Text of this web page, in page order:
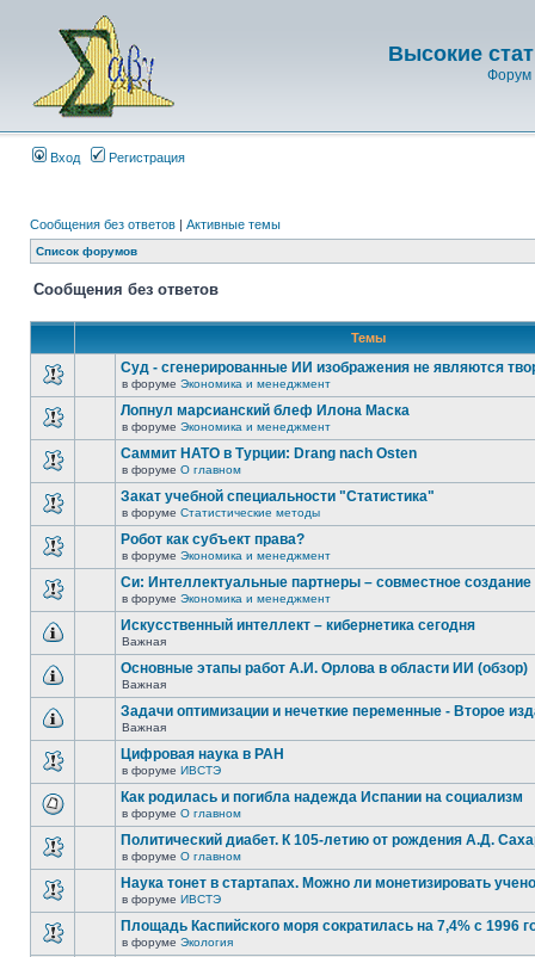
Высокие
Форум
Вход Регистрация
Сообщения без ответов | Активные темы
Список форумов
Сообщения без ответов
Темы
Суд - сгенерированные ИИ изображения не являются
в форуме Экономика и менеджмент
Лопнул марсианский блеф Илона Маска
в форуме Экономика и менеджмент
Саммит НАТО в Турции: Drang nach Osten
в форуме О главном
Закат учебной специальности "Статистика"
в форуме Статистические методы
Робот как субъект права?
в форуме Экономика и менеджмент
Си: Интеллектуальные партнеры – совместное
в форуме Экономика и менеджмент
Искусственный интеллект – кибернетика сегодня
Важная
Основные этапы работ А.И. Орлова в области ИИ (обзор)
Важная
Задачи оптимизации и нечеткие переменные - Второе
Важная
Цифровая наука в РАН
в форуме ИВСТЭ
Как родилась и погибла надежда Испании на социализм
в форуме О главном
Политический диабет. К 105-летию от рождения А.Д.
в форуме О главном
Наука тонет в стартапах. Можно ли монетизировать
в форуме ИВСТЭ
Площадь Каспийского моря сократилась на 7,4% с 1996
в форуме Экология